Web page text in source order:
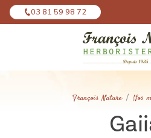
03 81 59 98 72
François Nature Nos
Panneau de gestion des cookies